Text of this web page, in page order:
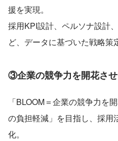
援を実現。
採用KPI設計、ペルソナ設計
ど、データに基づいた戦略策
③企業の競争力を開花さ
「BLOOM＝企業の競争力を
の負担軽減」を目指し、採用
化。